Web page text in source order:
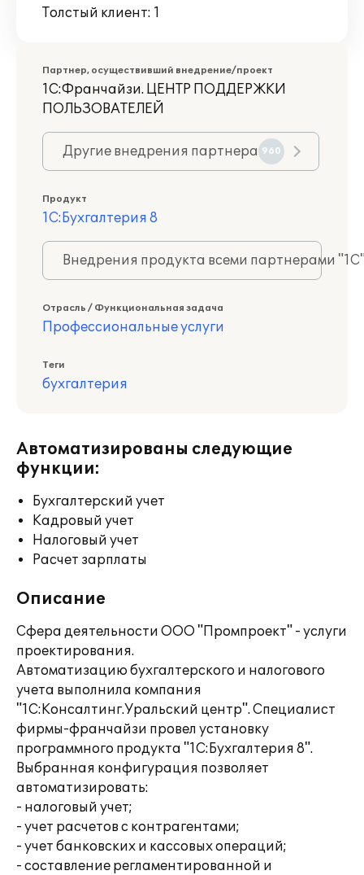
Толстый клиент: 1
Партнер, осуществивший внедрение/проект
1С:Франчайзи. ЦЕНТР ПОДДЕРЖКИ
ПОЛЬЗОВАТЕЛЕЙ
Другие внедрения партнера 960
Продукт
1С:Бухгалтерия 8
Внедрения продукта всеми партнерами
Отрасль / Функциональная задача
Профессиональные услуги
Теги
бухгалтерия
Автоматизированы следующие
функции:
Бухгалтерский учет
Кадровый учет
Налоговый учет
Расчет зарплаты
Описание
Сфера деятельности ООО "Промпроект" - услуги
проектирования.
Автоматизацию бухгалтерского и налогового
учета выполнила компания
"1С:Консалтинг.Уральский центр". Специалист
фирмы-франчайзи провел установку
программного продукта "1С:Бухгалтерия 8".
Выбранная конфигурация позволяет
автоматизировать:
- налоговый учет;
- учет расчетов с контрагентами;
- учет банковских и кассовых операций;
- составление регламентированной и